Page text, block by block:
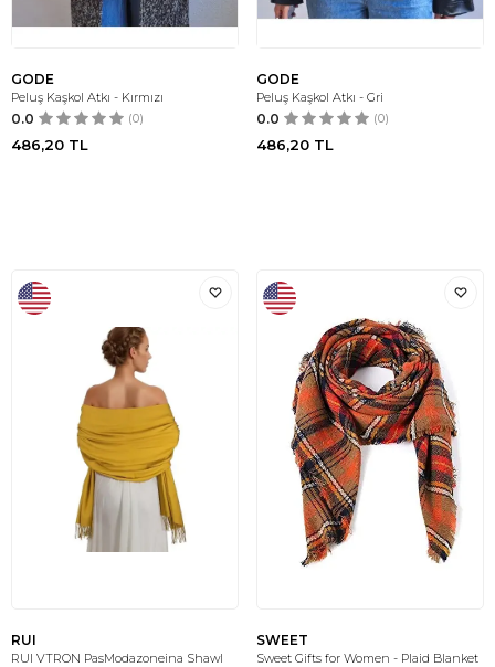
GODE
Peluş Kaşkol Atkı - Kırmızı
0.0 (0)
486,20 TL
GODE
Peluş Kaşkol Atkı - Gri
0.0 (0)
486,20 TL
RUI
RUI VTRON PasModazoneina Shawl
SWEET
Sweet Gifts for Women - Plaid Blanket